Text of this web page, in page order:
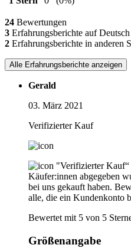
24 Bewertungen
3 Erfahrungsberichte auf Deutsch
2 Erfahrungsberichte in anderen
Alle Erfahrungsberichte anzeigen
Gerald
03. März 2021
Verifizierter Kauf
"Verifizierter Kauf“
Käufer:innen abgegeben
bei uns gekauft haben.
alle, die ein Kundenkonto
Bewertet mit 5 von 5
Größenangabe